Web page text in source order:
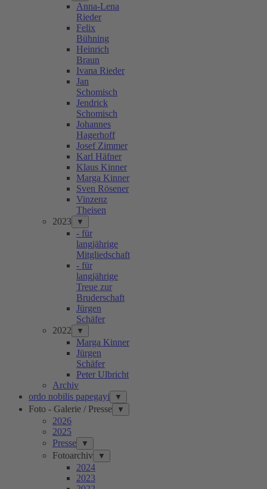
Anna-Lena
Rieder
Felix
Bühning
Heinrich
Braun
Ivana Rieder
Jan
Schomisch
Jendrick
Schomisch
Johannes
Hagerhoff
Josef Zimmer
Karl Häfner
Klaus Kinner
Marga Kinner
Sven Rösener
Vinzenz
Theisen
2023
▼
- für
langjährige
Mitgliedschaft
- für
langjährige
Treue zur
Bruderschaft
Jürgen
Schäfer
2022
▼
Marga Kinner
Jürgen
Schäfer
Peter Ulbricht
Archiv
ordo nobilis papegayi
▼
Foto - Galerie / Presse ▼
2026
2025
Presse
▼
Fotoarchiv ▼
2024
2023